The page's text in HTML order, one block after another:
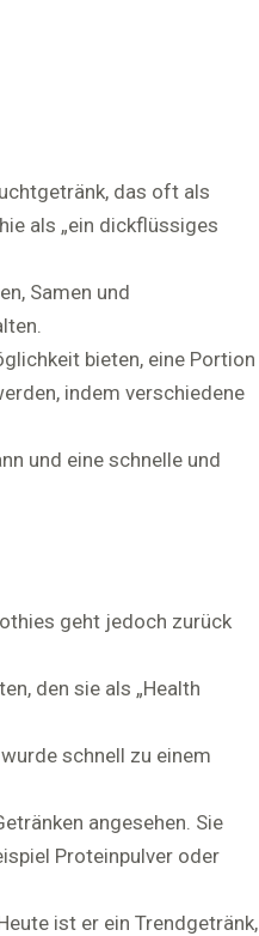
das oft als
als „ein dickflüssiges
Samen und
bieten, eine Portion
indem verschiedene
und eine schnelle und
geht jedoch zurück
den sie als „Health
schnell zu einem
angesehen. Sie
Proteinpulver oder
ist er ein Trendgetränk,